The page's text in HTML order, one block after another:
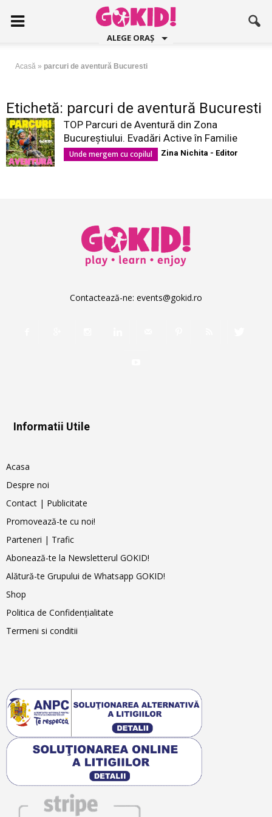
ALEGE ORAȘ
Acasă » parcuri de aventură Bucuresti
Etichetă: parcuri de aventură Bucuresti
TOP Parcuri de Aventură din Zona
Bucureştiului. Evadări Active în Familie
Unde mergem cu copilul Zina Nichita - Editor
Contactează-ne: events@gokid.ro
Informatii Utile
Acasa
Despre noi
Contact | Publicitate
Promovează-te cu noi!
Parteneri | Trafic
Abonează-te la Newsletterul GOKID!
Alătură-te Grupului de Whatsapp GOKID!
Shop
Politica de Confidențialitate
Termeni si conditii